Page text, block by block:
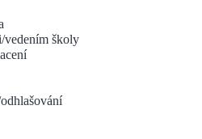
vedením školy